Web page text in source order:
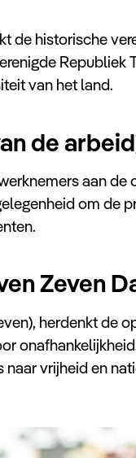
de historische
Republiek
van het land.
de
aan
om de
Zeven
herdenkt de
vrijheid en